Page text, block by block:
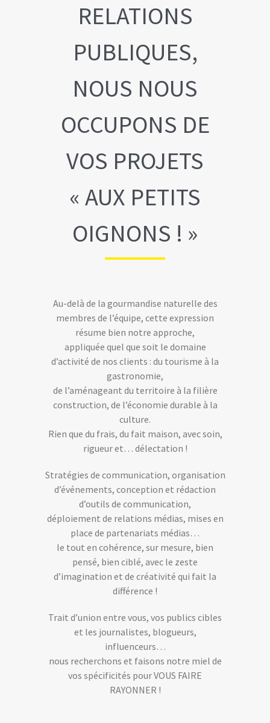
RELATIONS
PUBLIQUES,
NOUS NOUS
OCCUPONS DE
VOS PROJETS
« AUX PETITS
OIGNONS ! »
Au-delà de la gourmandise naturelle des
membres de l’équipe, cette expression
résume bien notre approche,
appliquée quel que soit le domaine
d’activité de nos clients : du tourisme à la
gastronomie,
de l’aménageant du territoire à la filière
construction, de l’économie durable à la
culture.
Rien que du frais, du fait maison, avec soin,
rigueur et… délectation !
Stratégies de communication, organisation
d’événements, conception et rédaction
d’outils de communication,
déploiement de relations médias, mises en
place de partenariats médias…
le tout en cohérence, sur mesure, bien
pensé, bien ciblé, avec le zeste
d’imagination et de créativité qui fait la
différence !
Trait d’union entre vous, vos publics cibles
et les journalistes, blogueurs,
influenceurs…
nous recherchons et faisons notre miel de
vos spécificités pour VOUS FAIRE
RAYONNER !